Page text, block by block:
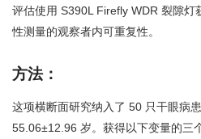
评估使用 S390L Firefly WDR 裂隙灯
性测量的观察者内可重复性。
方法：
这项横断面研究纳入了 50 只干眼病
55.06±12.96 岁。获得以下变量的三